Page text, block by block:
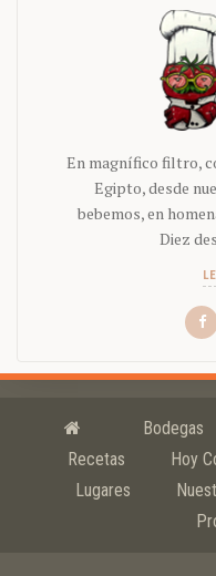
En magnífico filtro,
Egipto, desde
bebemos, en
Diez
Bodegas
Recetas
Hoy
Lugares